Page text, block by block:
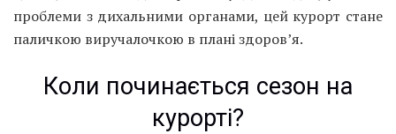
проблеми з дихальними органами, цей курорт стане
паличкою виручалочкою в плані здоров’я.
Коли починається сезон на
курорті?